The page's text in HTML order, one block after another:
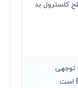
کلسترول بد
توجهی
آنتی‌اکسیدان‌ها مانند ویتامین E است.